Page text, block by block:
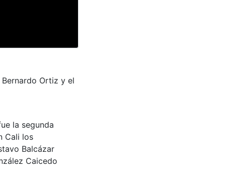
Ortiz y el
la segunda
Cali los
Balcázar
Caicedo